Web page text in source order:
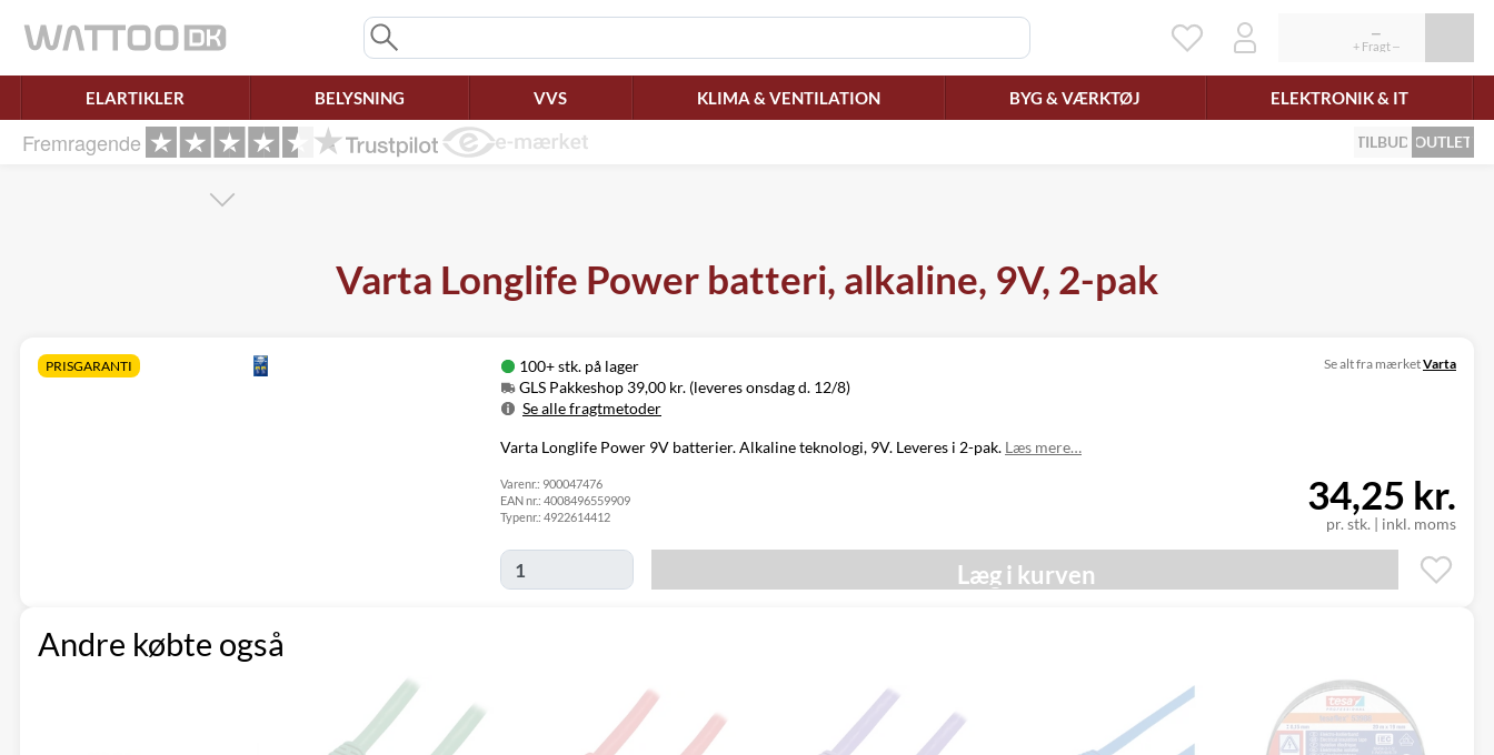
ELARTIKLER BELYSNING VVS KLIMA & VENTILATION BYG & VÆRKTØJ ELEKTRONIK & IT
Fremragende TILBUD OUTLET
Varta Longlife Power batteri, alkaline, 9V, 2-pak
PRISGARANTI
100+ stk. på lager
GLS Pakkeshop 39,00 kr. (leveres onsdag d. 12/8)
Se alle fragtmetoder
Metode
Pris
Leveres
GLS
Hjemmelevering
GLS Erhverv
Click&Collect i
Svenstrup
(9230)
Se alt fra mærketVarta
Varta Longlife Power 9V batterier. Alkaline teknologi, 9V. Leveres i 2-pak. Læs mere…
Varenr.: 900047476
EAN nr.: 4008496559909
Typenr.: 4922614412 pr. stk. | inkl. moms
34,25 kr.
Læg i kurven
Andre købte også
Ret samtykke!